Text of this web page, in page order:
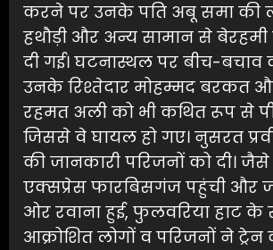
करने पर उनके पति अबू समा की
हथौड़ी और अन्य सामान से बेरहमी
दी गई। घटनास्थल पर बीच-
उनके रिश्तेदार मोहम्मद बरकत
रहमत अली को भी कथित रूप से
जिससे वे घायल हो गए। नुसरत
की जानकारी परिजनों को दी।
एक्सप्रेस फारबिसगंज पहुंची और
ओर रवाना हुई, फुलवरिया हाट के
आक्रोशित लोगों व परिजनों ने ट्रेन